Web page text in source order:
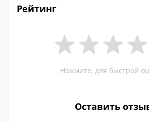
Рейтинг
Нажмите, для быстрой
Оставить